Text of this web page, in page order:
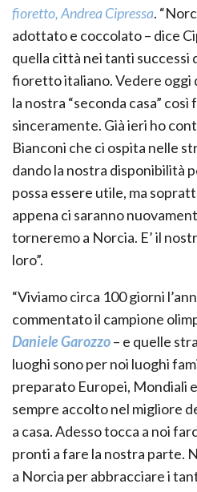
fioretto, Andrea Cipressa.
adottato e coccolato – dice
quella città nei tanti successi
fioretto italiano. Vedere oggi
la nostra “seconda casa”
sinceramente. Già ieri ho
Bianconi che ci ospita nelle
dando la nostra disponibilità
possa essere utile, ma
appena ci saranno
torneremo a Norcia. E’ il
loro”.
“Viviamo circa 100 giorni
commentato il campione
Daniele Garozzo– e quelle
luoghi sono per noi luoghi
preparato Europei, Mondiali
sempre accolto nel migliore
a casa. Adesso tocca a noi
pronti a fare la nostra parte.
a Norcia per abbracciare i